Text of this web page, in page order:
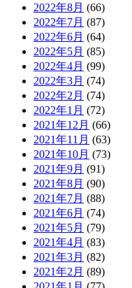
2022年8月 (66)
2022年7月 (87)
2022年6月 (64)
2022年5月 (85)
2022年4月 (99)
2022年3月 (74)
2022年2月 (74)
2022年1月 (72)
2021年12月 (66)
2021年11月 (63)
2021年10月 (73)
2021年9月 (91)
2021年8月 (90)
2021年7月 (88)
2021年6月 (74)
2021年5月 (79)
2021年4月 (83)
2021年3月 (82)
2021年2月 (89)